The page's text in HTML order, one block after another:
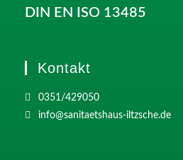
DIN EN ISO 13485
Kontakt
0351/429050
info@sanitaetshaus-iltzsche.de